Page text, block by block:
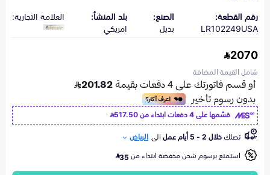
رقم القطعة:
LR102249USA
الصنع:
بديل
بلد المنشأ:
امريكي
العلامة التجارية:
2070
شامل القيمة المضافة
قسّمها على 4 دفعات ابتداء من
517.50
تصلكخلال 2 - 5 أيام عمل الى الرياض
استمتع برسوم شحن مخفضة ابتداء من35